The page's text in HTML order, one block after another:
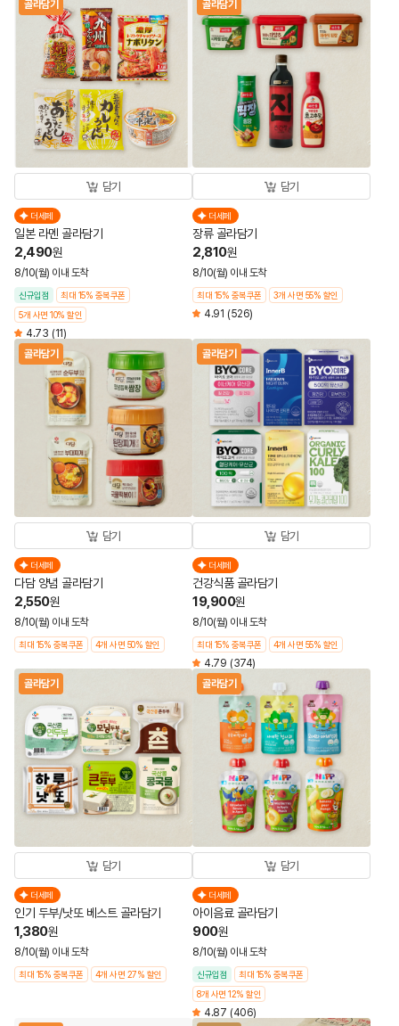
골라담기
담기
더세페
일본 라멘 골라담기
2,490원
8/10(월) 이내 도착
신규입점
최대 15% 중복쿠폰
5개 사면 10% 할인
4.73 (11)
골라담기
담기
더세페
장류 골라담기
2,810원
8/10(월) 이내 도착
최대 15% 중복쿠폰 3개 사면 55% 할인
4.91 (526)
골라담기
담기
더세페
다담 양념 골라담기
2,550원
8/10(월) 이내 도착
최대 15% 중복쿠폰 4개 사면 50% 할인
골라담기
담기
더세페
건강식품 골라담기
19,900원
8/10(월) 이내 도착
최대 15% 중복쿠폰 4개 사면 55% 할인
4.79 (374)
골라담기
담기
더세페
인기 두부/낫또 베스트 골라담기
1,380원
8/10(월) 이내 도착
최대 15% 중복쿠폰 4개 사면 27% 할인
골라담기
담기
더세페
아이음료 골라담기
900원
8/10(월) 이내 도착
신규입점
최대 15% 중복쿠폰
8개 사면 12% 할인
4.87 (406)